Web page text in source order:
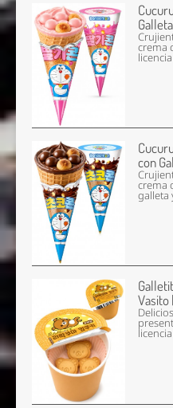
crema
con
crema
galleta
Vasito